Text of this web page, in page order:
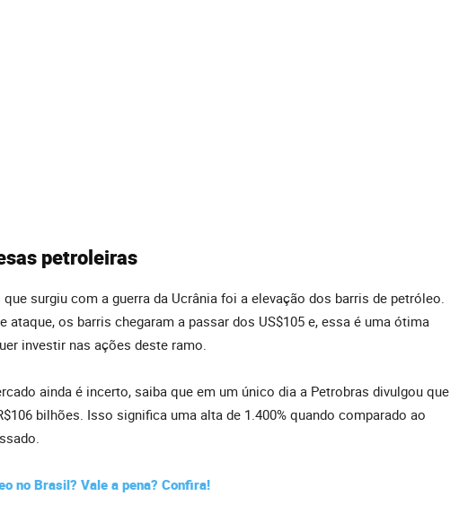
petroleiras
surgiu com a guerra da Ucrânia foi a elevação dos barris de petróleo.
ataque, os barris chegaram a passar dos US$105 e, essa é uma ótima
investir nas ações deste ramo.
ainda é incerto, saiba que em um único dia a Petrobras divulgou que
bilhões. Isso significa uma alta de 1.400% quando comparado ao
no Brasil? Vale a pena? Confira!